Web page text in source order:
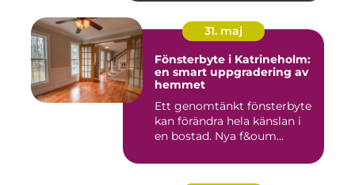
31. maj
Fönsterbyte i Katrineholm:
en smart uppgradering av
hemmet
Ett genomtänkt fönsterbyte
kan förändra hela känslan i
en bostad. Nya f&oum...